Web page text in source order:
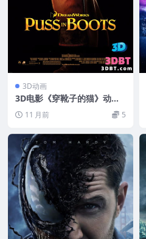
3D动画
3D电影《穿靴子的猫》动画
下载 左右格式3D版 百度网盘
下载11 月前 5